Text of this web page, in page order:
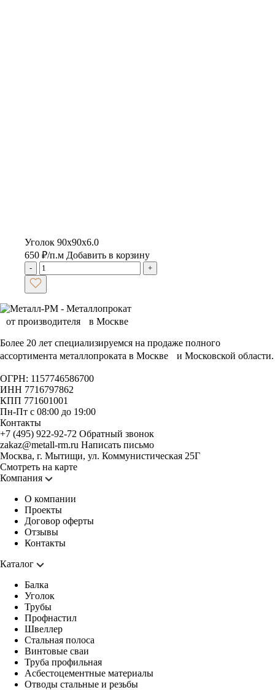
Уголок 90х90х6.0
650 ₽/п.м Добавить в корзину
- +
Более 20 лет специализируемся на продаже полного
ассортимента металлопроката в Москве и Московской области.
ОГРН: 1157746586700
ИНН 7716797862
КПП 771601001
Пн-Пт с 08:00 до 19:00
Контакты
+7 (495) 922-92-72 Обратный звонок
zakaz@metall-rm.ru Написать письмо
Москва, г. Мытищи, ул. Коммунистическая 25Г
Смотреть на карте
Компания
О компании
Проекты
Договор оферты
Отзывы
Контакты
Каталог
Балка
Уголок
Трубы
Профнастил
Швеллер
Стальная полоса
Винтовые сваи
Труба профильная
Асбестоцементные материалы
Отводы стальные и резьбы